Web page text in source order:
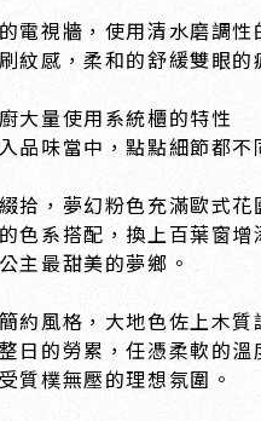
電視牆，使用清水磨調性
紋感，柔和的舒緩雙眼的
大量使用系統櫃的特性
品味當中，點點細節都不
拾，夢幻粉色充滿歐式花
色系搭配，換上百葉窗增
主最甜美的夢鄉。
約風格，大地色佐上木質
日的勞累，任憑柔軟的溫
質樸無壓的理想氛圍。